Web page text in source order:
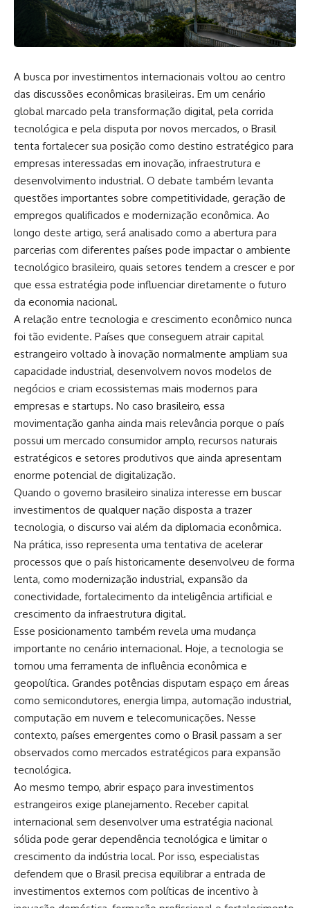
A busca por investimentos internacionais voltou ao centro
das discussões econômicas brasileiras. Em um cenário
global marcado pela transformação digital, pela corrida
tecnológica e pela disputa por novos mercados, o Brasil
tenta fortalecer sua posição como destino estratégico para
empresas interessadas em inovação, infraestrutura e
desenvolvimento industrial. O debate também levanta
questões importantes sobre competitividade, geração de
empregos qualificados e modernização econômica. Ao
longo deste artigo, será analisado como a abertura para
parcerias com diferentes países pode impactar o ambiente
tecnológico brasileiro, quais setores tendem a crescer e por
que essa estratégia pode influenciar diretamente o futuro
da economia nacional.
A relação entre tecnologia e crescimento econômico nunca
foi tão evidente. Países que conseguem atrair capital
estrangeiro voltado à inovação normalmente ampliam sua
capacidade industrial, desenvolvem novos modelos de
negócios e criam ecossistemas mais modernos para
empresas e startups. No caso brasileiro, essa
movimentação ganha ainda mais relevância porque o país
possui um mercado consumidor amplo, recursos naturais
estratégicos e setores produtivos que ainda apresentam
enorme potencial de digitalização.
Quando o governo brasileiro sinaliza interesse em buscar
investimentos de qualquer nação disposta a trazer
tecnologia, o discurso vai além da diplomacia econômica.
Na prática, isso representa uma tentativa de acelerar
processos que o país historicamente desenvolveu de forma
lenta, como modernização industrial, expansão da
conectividade, fortalecimento da inteligência artificial e
crescimento da infraestrutura digital.
Esse posicionamento também revela uma mudança
importante no cenário internacional. Hoje, a tecnologia se
tornou uma ferramenta de influência econômica e
geopolítica. Grandes potências disputam espaço em áreas
como semicondutores, energia limpa, automação industrial,
computação em nuvem e telecomunicações. Nesse
contexto, países emergentes como o Brasil passam a ser
observados como mercados estratégicos para expansão
tecnológica.
Ao mesmo tempo, abrir espaço para investimentos
estrangeiros exige planejamento. Receber capital
internacional sem desenvolver uma estratégia nacional
sólida pode gerar dependência tecnológica e limitar o
crescimento da indústria local. Por isso, especialistas
defendem que o Brasil precisa equilibrar a entrada de
investimentos externos com políticas de incentivo à